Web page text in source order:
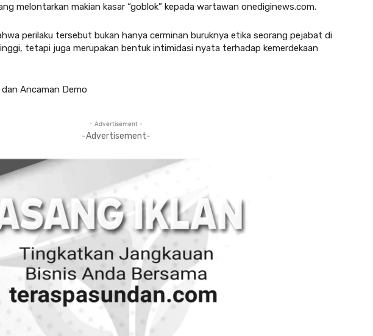
melontarkan makian kasar “goblok” kepada wartawan onediginews.com.
perilaku tersebut bukan hanya cerminan buruknya etika seorang pejabat di
tetapi juga merupakan bentuk intimidasi nyata terhadap kemerdekaan
Ancaman Demo
- Advertisement -
-Advertisement-